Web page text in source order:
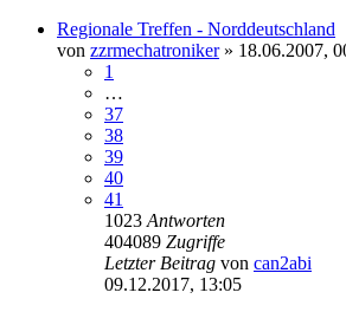
Regionale Treffen - Norddeutschland
von zzrmechatroniker» 18.06.2007,
1
…
37
38
39
40
41
1023 Antworten
404089 Zugriffe
Letzter Beitrag von can2abi
09.12.2017, 13:05